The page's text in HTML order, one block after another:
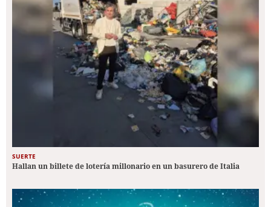
SUERTE
Hallan un billete de lotería millonario en un basurero de Italia